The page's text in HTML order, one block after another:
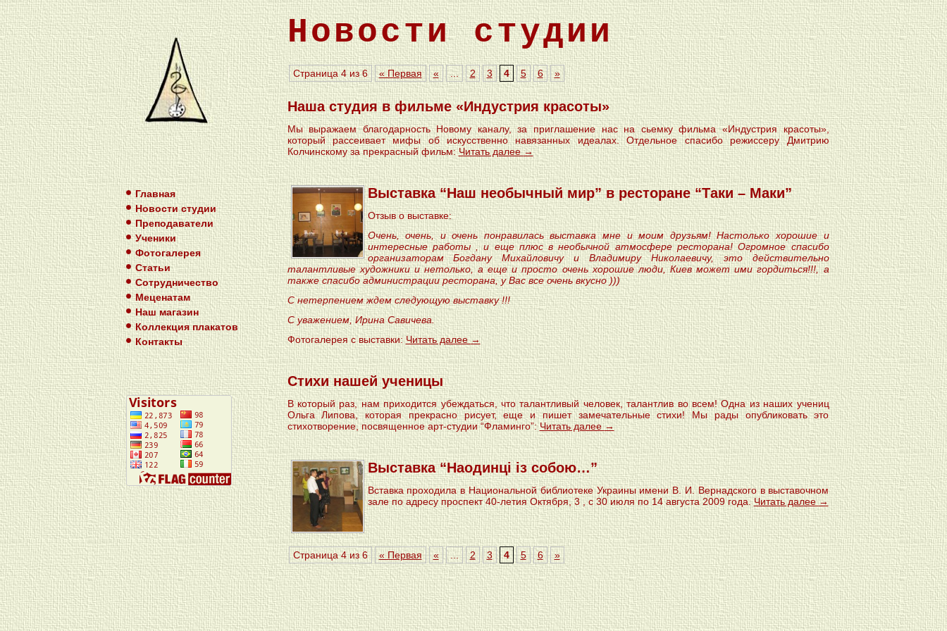
Главная
Новости студии
Преподаватели
Ученики
Фотогалерея
Статьи
Сотрудничество
Меценатам
Наш магазин
Коллекция плакатов
Контакты
Новости студии
Страница 4 из 6 « Первая « ... 2 3 4 5 6 »
Наша студия в фильме «Индустрия красоты»
Мы выражаем благодарность Новому каналу, за приглашение нас на сьемку фильма «Индустрия красоты»,
который рассеивает мифы об искусственно навязанных идеалах. Отдельное спасибо режиссеру Дмитрию
Колчинскому за прекрасный фильм:Читать далее→
Выставка “Наш необычный мир” в ресторане “Таки – Маки”
Отзыв о выставке:
Очень, очень, и очень понравилась выставка мне и моим друзьям! Настолько хорошие и
интересные работы , и еще плюс в необычной атмосфере ресторана! Огромное спасибо
организаторам Богдану Михайловичу и Владимиру Николаевичу, это действительно
талантливые художники и нетолько, а еще и просто очень хорошие люди, Киев может ими гордиться!!!, а
также спасибо администрации ресторана, у Вас все очень вкусно )))
С нетерпением ждем следующую выставку !!!
С уважением, Ирина Савичева.
Фотогалерея с выставки:Читать далее→
Стихи нашей ученицы
В который раз, нам приходится убеждаться, что талантливый человек, талантлив во всем! Одна из наших учениц
Ольга Липова, которая прекрасно рисует, еще и пишет замечательные стихи! Мы рады опубликовать это
стихотворение, посвященное арт-студии “Фламинго”:Читать далее→
Выставка “Наодинці із собою…”
Вставка проходила в Национальной библиотеке Украины имени В. И. Вернадского в выставочном
зале по адресу проспект 40-летия Октября, 3 , с 30 июля по 14 августа 2009 года.Читать далее→
Страница 4 из 6 « Первая « ... 2 3 4 5 6 »